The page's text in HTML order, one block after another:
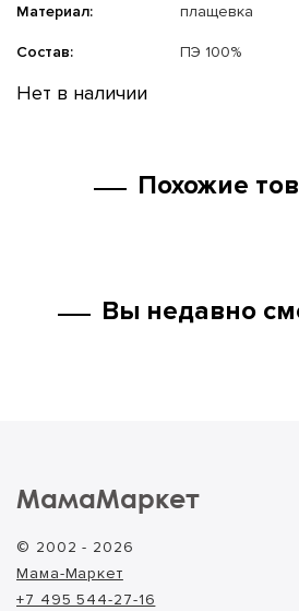
Материал: плащевка
Состав: ПЭ 100%
Нет в наличии
Похожие
Вы недавно
МамаМаркет
© 2002 - 2026
Мама-Маркет
+7 495 544-27-16